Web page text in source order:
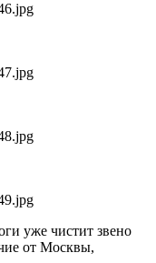
уже чистит звено
от Москвы,